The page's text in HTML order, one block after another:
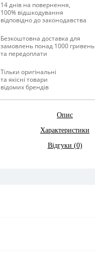
14 днів на повернення,
100% відшкодування
відповідно до законодавства
Безкоштовна доставка для
замовлень понад 1000 гривень
та передоплати
Тільки оригінальні
та якісні товари
відомих брендів
Опис
Характеристики
Відгуки (0)